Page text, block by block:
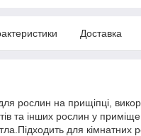
Доставка
рослин на прищіпці,
та інших рослин у
для кімнатних